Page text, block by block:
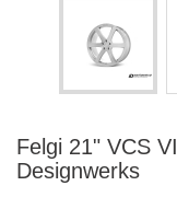
Felgi 21" VCS
Designwerks